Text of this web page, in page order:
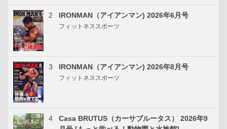
2 IRONMAN（アイアンマン) 2026年6月号
フィットネススポーツ
3 IRONMAN（アイアンマン) 2026年8月号
フィットネススポーツ
4
Casa BRUTUS（カーサブルータス） 2026年9